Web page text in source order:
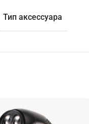
Тип аксессуара